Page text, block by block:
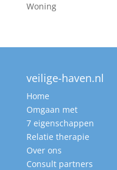
Woning
veilige-haven.nl
Home
Omgaan met
7 eigenschappen
Relatie therapie
Over ons
Consult partners